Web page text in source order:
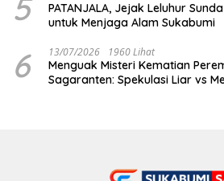
5
PATANJALA, Jejak Leluhur
untuk Menjaga Alam Sukabumi
6 13/07/2026 1960 Lihat
Menguak Misteri Kematian
Sagaranten: Spekulasi Liar vs